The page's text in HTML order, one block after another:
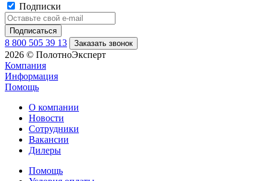
Подписки
8 800 505 39 13 Заказать звонок
2026 © ПолотноЭксперт
Компания
Информация
Помощь
О компании
Новости
Сотрудники
Вакансии
Дилеры
Помощь